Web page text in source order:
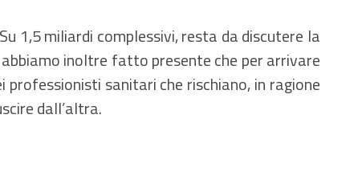
1,5 miliardi complessivi, resta da discutere la
inoltre fatto presente che per arrivare
sanitari che rischiano, in ragione
dall’altra.